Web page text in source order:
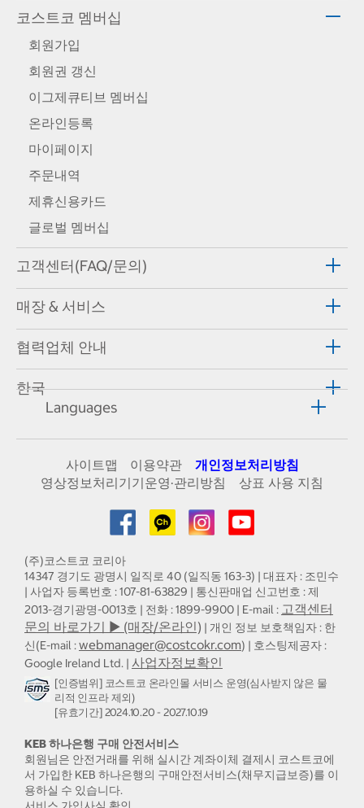
코스트코 멤버십
회원가입
회원권 갱신
이그제큐티브 멤버십
온라인등록
마이페이지
주문내역
제휴신용카드
글로벌 멤버십
고객센터(FAQ/문의)
매장 & 서비스
협력업체 안내
한국
Languages
사이트맵 이용약관
개인정보처리방침
영상정보처리기기운영·관리방침
상표 사용 지침
(주)코스트코 코리아
14347 경기도 광명시 일직로 40 (일직동 163-3) | 대표자 : 조민수
| 사업자 등록번호 : 107-81-63829 | 통신판매업 신고번호 : 제
2013-경기광명-0013호 | 전화 : 1899-9900 | E-mail : 고객센터
문의 바로가기 ▶ (매장/온라인) | 개인 정보 보호책임자 : 한
신(E-mail :webmanager@costcokr.com) | 호스팅제공자 :
Google Ireland Ltd. | 사업자정보확인
[인증범위] 코스트코 온라인몰 서비스 운영(심사받지 않은 물
리적 인프라 제외)
[유효기간] 2024.10.20 - 2027.10.19
KEB 하나은행 구매 안전서비스
회원님은 안전거래를 위해 실시간 계좌이체 결제시 코스트코에
서 가입한 KEB 하나은행의 구매안전서비스(채무지급보증)를 이
용하실 수 있습니다.